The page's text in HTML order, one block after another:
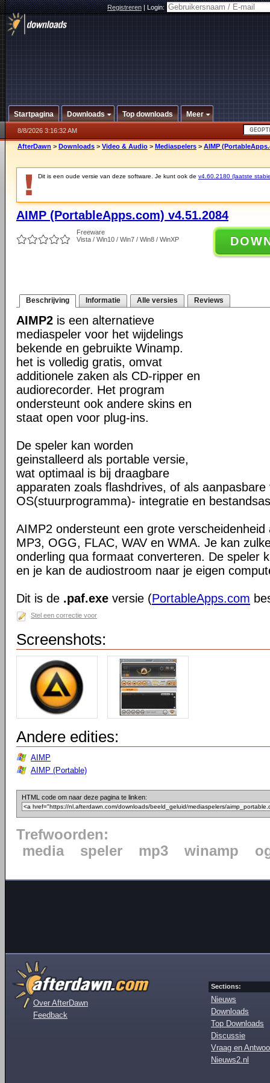
Registreren|Login:
Startpagina Downloads Top downloads Meer
8/8/2026 3:16:32 AM
AfterDawn > Downloads > Video & Audio > Mediaspelers > AIMP
Dit is een oude versie van deze software. Je kunt ook de v4.60.2180 (laatste
AIMP (PortableApps.com) v4.51.2084
Freeware
Vista / Win10 / Win7 / Win8 / WinXP
Beschrijving Informatie Alle versies Reviews
AIMP2 is een alternatieve
mediaspeler voor het wijdelings
bekende en gebruikte Winamp.
het is volledig gratis, omvat
additionele zaken als CD-ripper en
audiorecorder. Het program
ondersteunt ook andere skins en
staat open voor plug-ins.
De speler kan worden
geinstalleerd als portable versie,
wat optimaal is bij draagbare
apparaten zoals flashdrives, of als aanpasbare
OS(stuurprogramma)- integratie en
AIMP2 ondersteunt een grote
MP3, OGG, FLAC, WAV en WMA. Je kan
onderling qua formaat converteren. De speler
en je kan de audiostroom naar je eigen
Dit is de .paf.exe versie (PortableApps.com
Stel een correctie voor
Screenshots:
Andere edities:
AIMP
AIMP (Portable)
HTML code om naar deze pagina te linken:
Trefwoorden:
media
speler mp3 winamp
Over AfterDawn
Feedback
Sections:
Nieuws
Downloads
Top Downloads
Discussie
Vraag en
Nieuws2.nl